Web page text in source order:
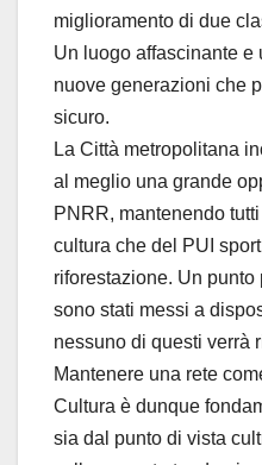
miglioramento di due
Un luogo affascinante e
nuove generazioni che
sicuro.
La Città metropolitana
al meglio una grande
PNRR, mantenendo
cultura che del PUI
riforestazione. Un
sono stati messi a
nessuno di questi verrà
Mantenere una rete
Cultura è dunque
sia dal punto di vista